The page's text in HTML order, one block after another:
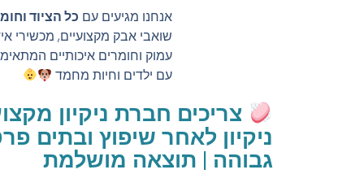
אנחנו מגיעים עם כל הציוד
שואבי אבק מקצועיים, מכשירי
עמוק וחומרים איכותיים
עם ילדים וחיות מחמד
צריכים חברת ניקיון
ניקיון לאחר שיפוץ ובתים
גבוהה | תוצאה מושלמת